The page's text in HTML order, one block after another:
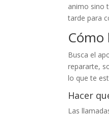
animo sino
tarde para
Cómo
Busca el
repararte,
lo que te
Hacer
Las